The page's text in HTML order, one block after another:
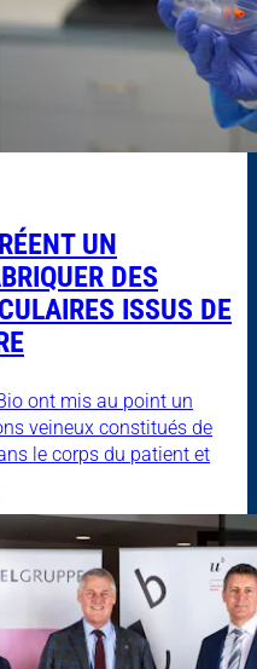
UN
DES
ISSUS DE
ont mis au point un
veineux constitués de
le corps du patient et